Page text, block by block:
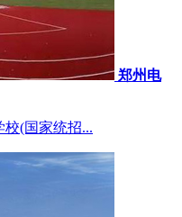
郑州电
(国家统招...